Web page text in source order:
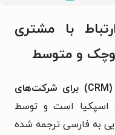
با مشتری
مدیریت ارتباط با مشتری (CRM) برای شرکت‌های
اسپکیا است و توسط
به فارسی ترجمه شده